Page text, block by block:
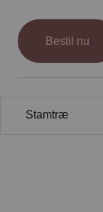
Hingste
Nyheder
Bestil nu
Stamtræ